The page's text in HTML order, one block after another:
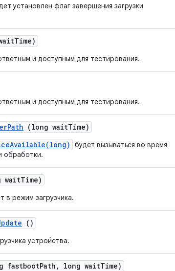
установлен флаг завершения загрузки
Time)
и доступным для тестирования.
и доступным для тестирования.
Path (long waitTime)
будет вызываться во время
обработки.
waitTime)
в режим загрузчика.
()
устройства.
fastbootPath , long waitTime)